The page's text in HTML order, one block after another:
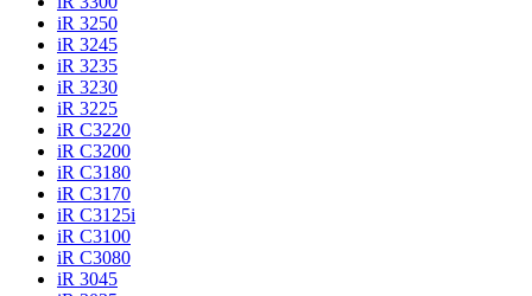
iR 3250
iR 3245
iR 3235
iR 3230
iR 3225
iR C3220
iR C3200
iR C3180
iR C3170
iR C3125i
iR C3100
iR C3080
iR 3045